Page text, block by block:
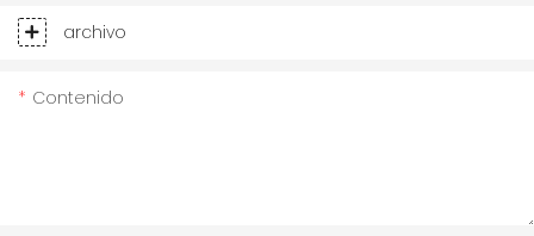
archivo
Contenido